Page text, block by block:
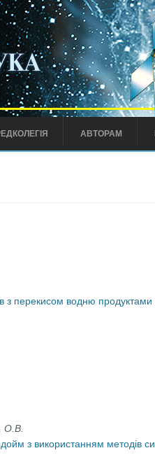
АВТОРАМ
перекисом водню продуктами
О.В.
з використанням методів